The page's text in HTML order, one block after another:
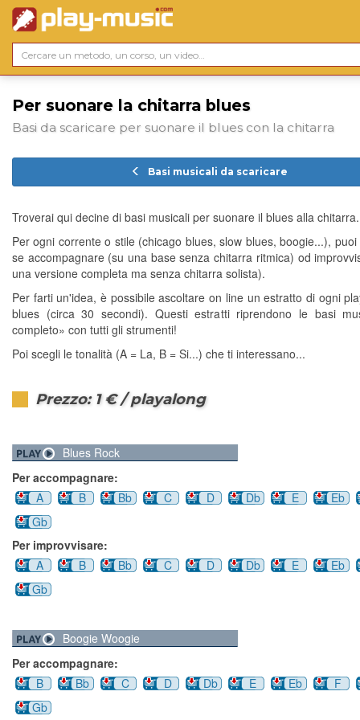
Per suonare la chitarra blues
Basi da scaricare per suonare il blues con la chitarra
Basi musicali da scaricare
Troverai qui decine di basi musicali per suonare il blues alla chitarra.
Per ogni corrente o stile (chicago blues, slow blues, boogie...), puoi
se accompagnare (su una base senza chitarra ritmica) od
una versione completa ma senza chitarra solista).
Per farti un'idea, è possibile ascoltare on line un estratto di ogni
blues (circa 30 secondi). Questi estratti riprendono le basi
completo» con tutti gli strumenti!
Poi scegli le tonalità (A = La, B = Si...) che ti interessano...
Prezzo: 1 € / playalong
Blues Rock
Per accompagnare:
A
B Bb C D Db E
Eb
Gb
Per improvvisare:
A
B Bb C D Db E
Eb
Gb
Boogie Woogie
Per accompagnare:
B
Bb C D Db E Eb
F
Gb